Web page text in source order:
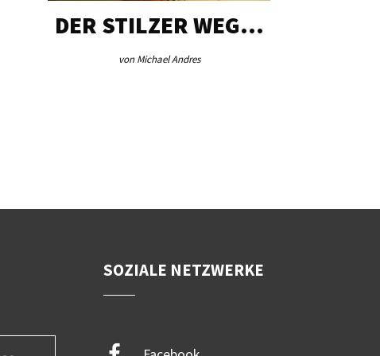
DER STILZER WEG…
von Michael Andres
SOZIALE NETZWERKE